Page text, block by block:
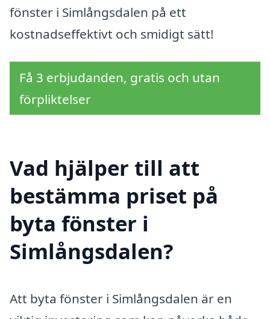
fönster i Simlångsdalen på ett
kostnadseffektivt och smidigt sätt!
Få 3 erbjudanden, gratis och utan
förpliktelser
Vad hjälper till att
bestämma priset på
byta fönster i
Simlångsdalen?
Att byta fönster i Simlångsdalen är en